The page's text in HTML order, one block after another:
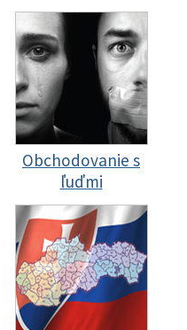
Obchodovanie s
ľuďmi